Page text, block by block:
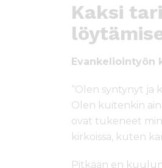
Kaksi
Evankeliointyön
“Olen syntynyt ja
Olen kuitenkin
ovat tukeneet
kirkoissa, kuten
Pitkään en